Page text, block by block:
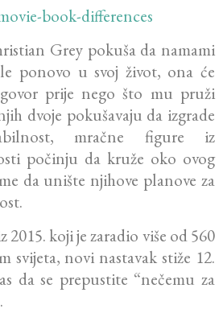
Grey pokuša da namami
ponovo u svoj život, ona će
prije nego što mu pruži
dvoje pokušavaju da izgrade
mračne figure iz
počinju da kruže oko ovog
da unište njihove planove za
2015. koji je zaradio više od 560
svijeta, novi nastavak stiže 12.
da se prepustite “nečemu za